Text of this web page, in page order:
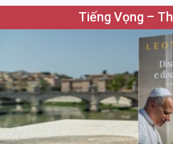
Tiếng Vọng –